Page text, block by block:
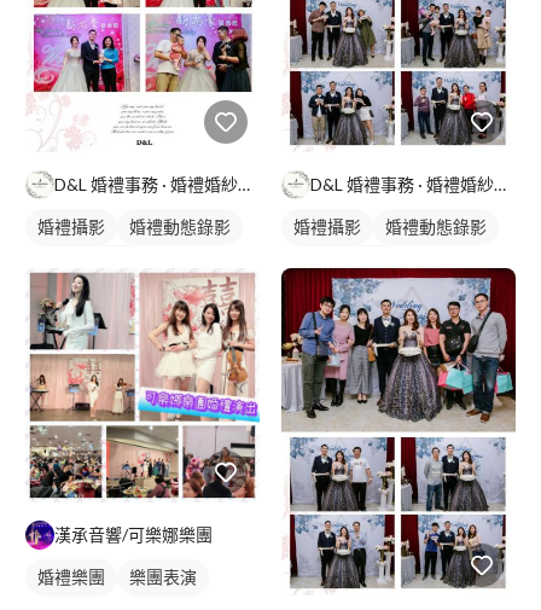
D&L 婚禮事務 · 婚禮婚紗攝影
婚禮攝影
婚禮動態錄影
漢承音響/可樂娜樂團
婚禮樂團
樂團表演
D&L 婚禮事務 · 婚禮婚紗攝影
婚禮攝影
婚禮動態錄影